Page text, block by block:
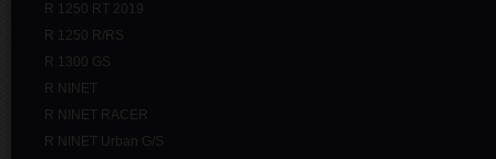
R 1250 RT 2019
R 1250 R/RS
R 1300 GS
R NINET
R NINET RACER
R NINET Urban G/S